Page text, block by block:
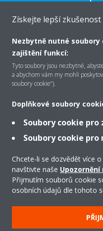
O společnosti Daikin
Řešení
Podpora
Produkty
Získejte lepší
Nezbytně nutné
zajištění funkcí:
Tyto soubory jsou nezbytné,
a abychom vám my mohli
soubory cookie“).
Doplňkové soubory
Soubory cookie
Soubory cookie
Chcete-li se dozvědět více
navštivte naše
Přijmutím souborů cookie
osobních údajů dle tohoto